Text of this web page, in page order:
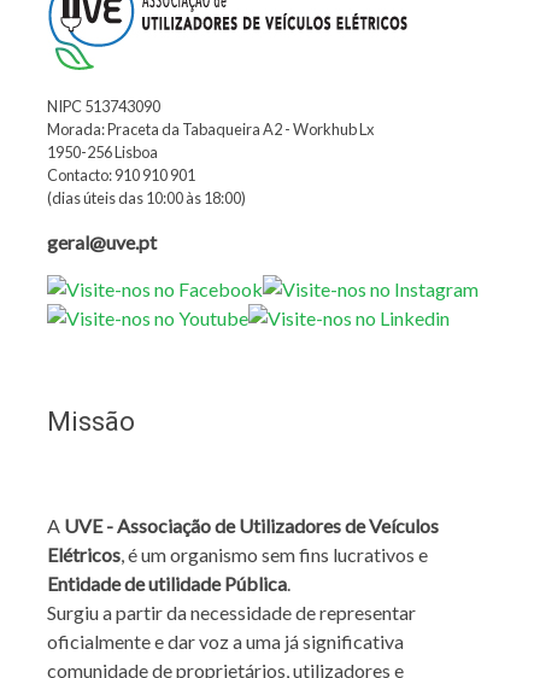
NIPC 513743090
Morada: Praceta da Tabaqueira A2 - Workhub Lx
1950-256 Lisboa
Contacto: 910 910 901
(dias úteis das 10:00 às 18:00)
geral@uve.pt
Missão
A UVE - Associação de Utilizadores de Veículos
Elétricos, é um organismo sem fins lucrativos e
Entidade de utilidade Pública.
Surgiu a partir da necessidade de representar
oficialmente e dar voz a uma já significativa
comunidade de proprietários, utilizadores e